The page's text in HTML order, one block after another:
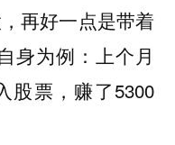
再好一点是带着
身为例：上个月
股票，赚了5300